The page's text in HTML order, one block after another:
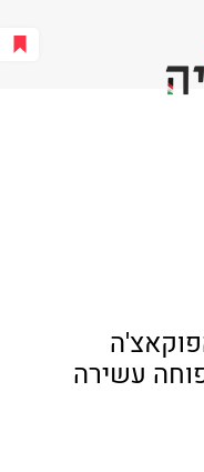
עשירה